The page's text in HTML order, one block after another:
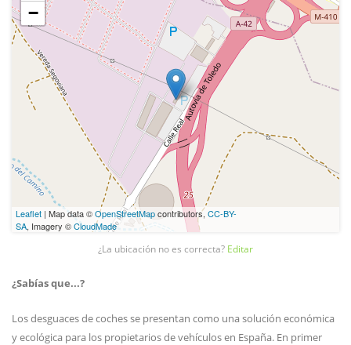
−
Leaflet | Map data ©OpenStreetMapcontributors, CC-BY-
SA, Imagery ©CloudMade
¿La ubicación no es correcta? Editar
¿Sabías que...?
Los desguaces de coches se presentan como una solución económica
y ecológica para los propietarios de vehículos en España. En primer